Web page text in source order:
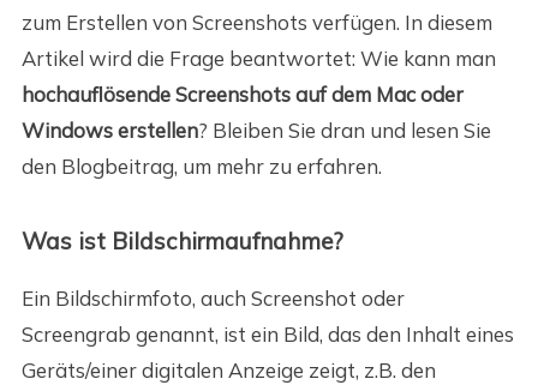
zum Erstellen von Screenshots verfügen. In diesem
Artikel wird die Frage beantwortet: Wie kann man
hochauflösende Screenshots auf dem Mac oder
Windows erstellen? Bleiben Sie dran und lesen Sie
den Blogbeitrag, um mehr zu erfahren.
Was ist Bildschirmaufnahme?
Ein Bildschirmfoto, auch Screenshot oder
Screengrab genannt, ist ein Bild, das den Inhalt eines
Geräts/einer digitalen Anzeige zeigt, z.B. den